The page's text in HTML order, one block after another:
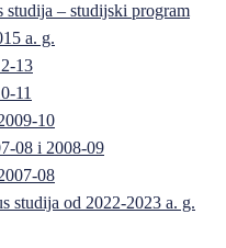
studija – studijski program
a. g.
13
11
10
08 i 2008-09
08
studija od 2022-2023 a. g.